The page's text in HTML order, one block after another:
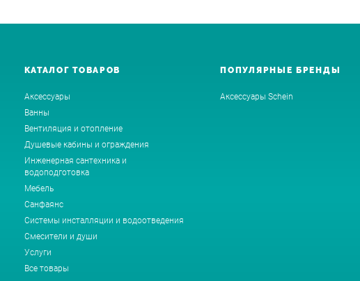
КАТАЛОГ ТОВАРОВ
Аксессуары
Ванны
Вентиляция и отопление
Душевые кабины и ограждения
Инженерная сантехника и
водоподготовка
Мебель
Санфаянс
Системы инсталляции и водоотведения
Смесители и души
Услуги
Все товары
ПОПУЛЯРНЫЕ БРЕНДЫ
Аксессуары Schein